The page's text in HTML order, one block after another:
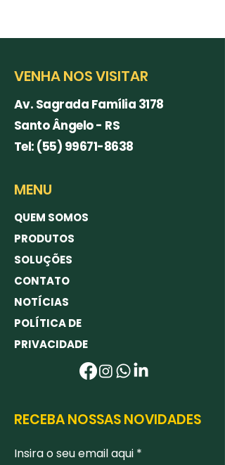
VENHA NOS VISITAR
Av. Sagrada Família 3178
Santo Ângelo - RS
Tel: (55) 99671-8638
MENU
QUEM SOMOS
PRODUTOS
SOLUÇÕES
CONTATO
NOTÍCIAS
POLÍTICA DE
PRIVACIDADE
RECEBA NOSSAS NOVIDADES
Insira o seu email aqui